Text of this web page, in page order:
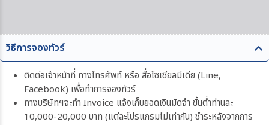
วิธีการจองทัวร์
ติดต่อเจ้าหน้าที่ ทางโทรศัพท์ หรือ สื่อโซเชียลมีเดีย (Line,
Facebook) เพื่อทำการจองทัวร์
ทางบริษัทฯจะทำ Invoice แจ้งเก็บยอดเงินมัดจำ ขั้นต่ำท่านละ
10,000-20,000 บาท (แต่ละโปรแกรมไม่เท่ากัน) ชำระหลังจากการ